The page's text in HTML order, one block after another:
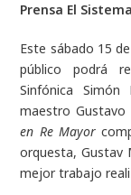
Prensa El Sistema
Este sábado 15
público podrá
Sinfónica
maestro Gustavo
en Re Mayor
orquesta, Gustav
mejor trabajo